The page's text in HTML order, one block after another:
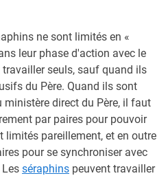
ne sont limités en «
leur phase d'action avec le
travailler seuls, sauf quand ils
du Père. Quand ils sont
ministère direct du Père, il faut
par paires pour pouvoir
limités pareillement, et en outre
pour se synchroniser avec
séraphins peuvent travailler